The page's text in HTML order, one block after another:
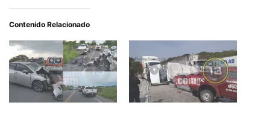
Contenido Relacionado